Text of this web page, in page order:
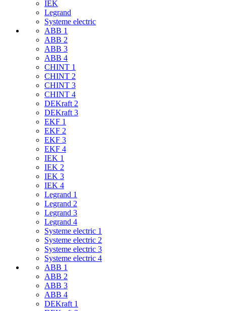
IEK
Legrand
Systeme electric
ABB 1
ABB 2
ABB 3
ABB 4
CHINT 1
CHINT 2
CHINT 3
CHINT 4
DEKraft 2
DEKraft 3
EKF 1
EKF 2
EKF 3
EKF 4
IEK 1
IEK 2
IEK 3
IEK 4
Legrand 1
Legrand 2
Legrand 3
Legrand 4
Systeme electric 1
Systeme electric 2
Systeme electric 3
Systeme electric 4
ABB 1
ABB 2
ABB 3
ABB 4
DEKraft 1